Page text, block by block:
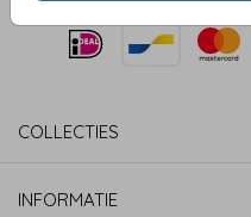
COLLECTIES
INFORMATIE